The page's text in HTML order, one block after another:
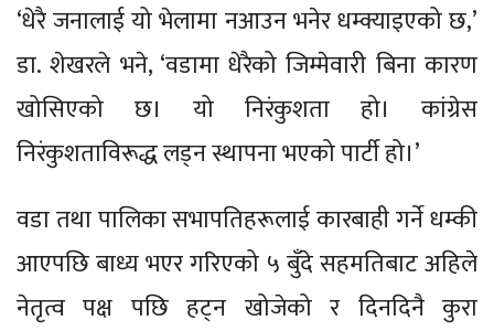
‘धेरै जनालाई यो भेलामा नआउन भनेर धम्क्याइएको छ,’
डा. शेखरले भने, ‘वडामा धेरैको जिम्मेवारी बिना कारण
खोसिएको छ। यो निरंकुशता हो। कांग्रेस
निरंकुशताविरूद्ध लड्न स्थापना भएको पार्टी हो।’
वडा तथा पालिका सभापतिहरूलाई कारबाही गर्ने धम्की
आएपछि बाध्य भएर गरिएको ५ बुँदे सहमतिबाट अहिले
नेतृत्व पक्ष पछि हट्न खोजेको र दिनदिनै कुरा